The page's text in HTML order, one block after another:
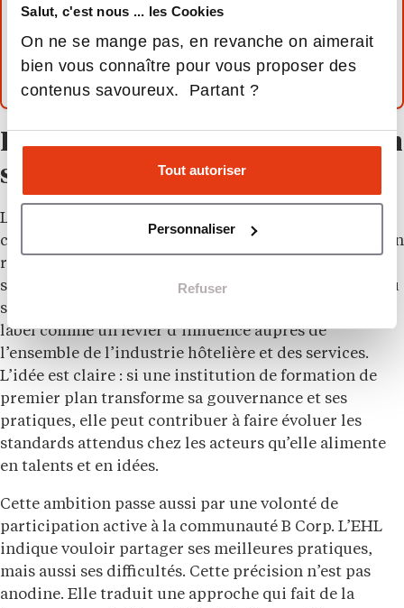
Salut, c'est nous ... les Cookies
On ne se mange pas, en revanche on aimerait
bien vous connaître pour vous proposer des
contenus savoureux. Partant ?
Tout autoriser
Personnaliser
Refuser
à traduire les grands principes de durabilité
dans le fonctionnement concret de
l’établissement.
L’ambition d’influencer tout un
secteur
L’EHL ne limite pas la signification de cette
certification à son seul campus. L’école affirme que son
rôle dépasse largement le cadre académique. Dans un
secteur fondé sur l’interaction humaine, la culture du
service et l’expérience client, elle entend utiliser ce
label comme un levier d’influence auprès de
l’ensemble de l’industrie hôtelière et des services.
L’idée est claire : si une institution de formation de
premier plan transforme sa gouvernance et ses
pratiques, elle peut contribuer à faire évoluer les
standards attendus chez les acteurs qu’elle alimente
en talents et en idées.
Cette ambition passe aussi par une volonté de
participation active à la communauté B Corp. L’EHL
indique vouloir partager ses meilleures pratiques,
mais aussi ses difficultés. Cette précision n’est pas
anodine. Elle traduit une approche qui fait de la